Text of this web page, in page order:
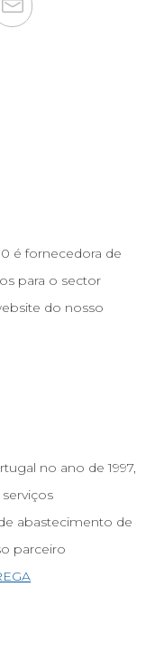
é fornecedora de
para o sector
do nosso
no ano de 1997,
abastecimento de
parceiro